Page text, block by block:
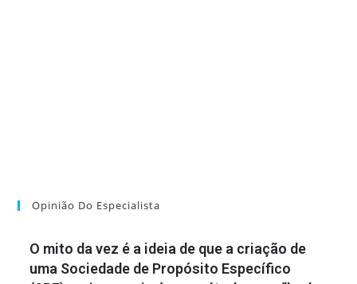
Opinião Do Especialista
O mito da vez é a ideia de que a criação de
uma Sociedade de Propósito Específico